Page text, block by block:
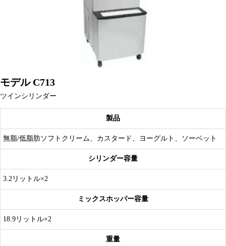
モデル C713
ツインシリンダー
製品
無脂/低脂肪ソフトクリーム、カスタード、ヨーグルト、ソーベット
シリンダー容量
3.2リットル×2
ミックスホッパー容量
18.9リットル×2
重量